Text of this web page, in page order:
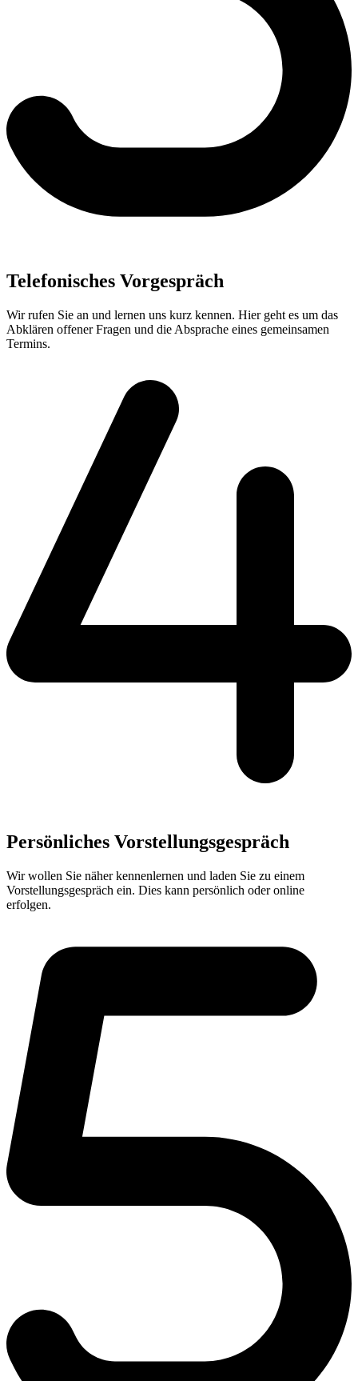
Telefonisches Vorgespräch
Wir rufen Sie an und lernen uns kurz kennen. Hier geht es um das
Abklären offener Fragen und die Absprache eines gemeinsamen
Termins.
Persönliches Vorstellungsgespräch
Wir wollen Sie näher kennenlernen und laden Sie zu einem
Vorstellungsgespräch ein. Dies kann persönlich oder online
erfolgen.